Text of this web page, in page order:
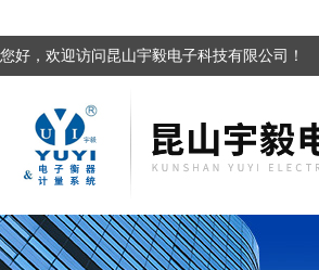
您好，欢迎访问昆山宇毅电子科技有限公司！